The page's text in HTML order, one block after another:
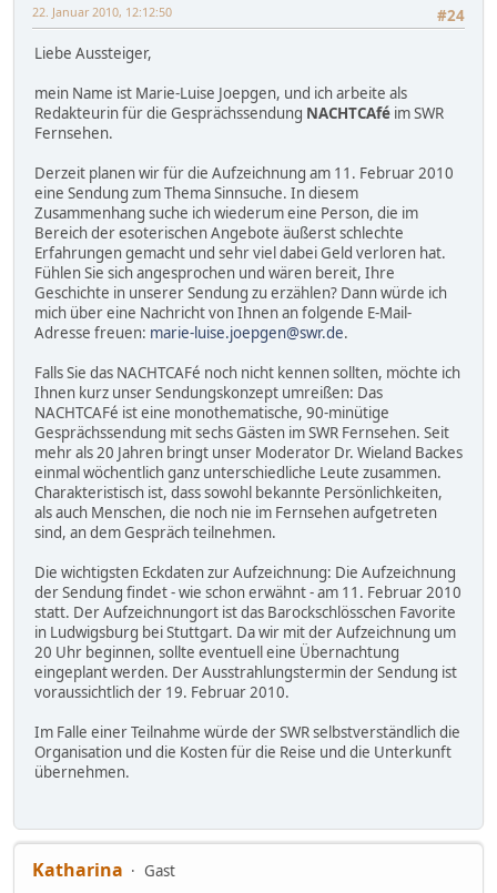
#24
22. Januar 2010, 12:12:50
Liebe Aussteiger,
mein Name ist Marie-Luise Joepgen, und ich arbeite als
Redakteurin für die Gesprächssendung NACHTCAfé im SWR
Fernsehen.
Derzeit planen wir für die Aufzeichnung am 11. Februar 2010
eine Sendung zum Thema Sinnsuche. In diesem
Zusammenhang suche ich wiederum eine Person, die im
Bereich der esoterischen Angebote äußerst schlechte
Erfahrungen gemacht und sehr viel dabei Geld verloren hat.
Fühlen Sie sich angesprochen und wären bereit, Ihre
Geschichte in unserer Sendung zu erzählen? Dann würde ich
mich über eine Nachricht von Ihnen an folgende E-Mail-
Adresse freuen: marie-luise.joepgen@swr.de.
Falls Sie das NACHTCAFé noch nicht kennen sollten, möchte ich
Ihnen kurz unser Sendungskonzept umreißen: Das
NACHTCAFé ist eine monothematische, 90-minütige
Gesprächssendung mit sechs Gästen im SWR Fernsehen. Seit
mehr als 20 Jahren bringt unser Moderator Dr. Wieland Backes
einmal wöchentlich ganz unterschiedliche Leute zusammen.
Charakteristisch ist, dass sowohl bekannte Persönlichkeiten,
als auch Menschen, die noch nie im Fernsehen aufgetreten
sind, an dem Gespräch teilnehmen.
Die wichtigsten Eckdaten zur Aufzeichnung: Die Aufzeichnung
der Sendung findet - wie schon erwähnt - am 11. Februar 2010
statt. Der Aufzeichnungort ist das Barockschlösschen Favorite
in Ludwigsburg bei Stuttgart. Da wir mit der Aufzeichnung um
20 Uhr beginnen, sollte eventuell eine Übernachtung
eingeplant werden. Der Ausstrahlungstermin der Sendung ist
voraussichtlich der 19. Februar 2010.
Im Falle einer Teilnahme würde der SWR selbstverständlich die
Organisation und die Kosten für die Reise und die Unterkunft
übernehmen.
Katharina
Gast